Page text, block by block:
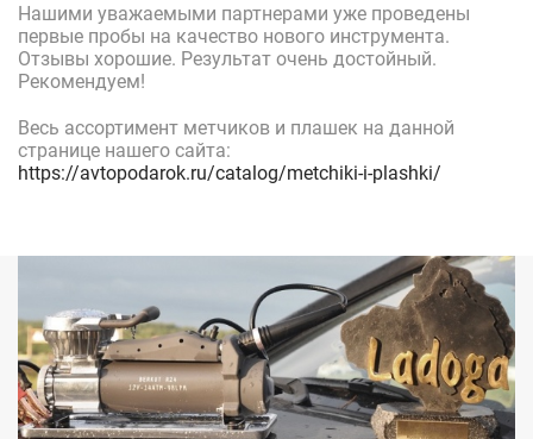
Нашими уважаемыми партнерами уже проведены
первые пробы на качество нового инструмента.
Отзывы хорошие. Результат очень достойный.
Рекомендуем!
Весь ассортимент метчиков и плашек на данной
странице нашего сайта:
https://avtopodarok.ru/catalog/metchiki-i-plashki/